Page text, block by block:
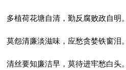
多植荷花塘自清，勤反腐败政自明。
莫怨清廉淡滋味，应愁贪婪铁窗泪。
清丝要知廉洁早，莫待进牢愁白头。